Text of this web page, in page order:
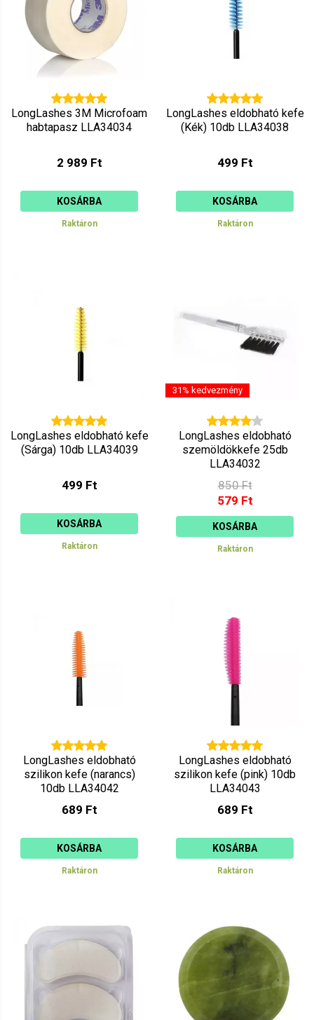
LongLashes 3M Microfoam
habtapasz LLA34034
2 989 Ft
KOSÁRBA
Raktáron
LongLashes eldobható kefe
(Kék) 10db LLA34038
499 Ft
KOSÁRBA
Raktáron
LongLashes eldobható kefe
(Sárga) 10db LLA34039
499 Ft
KOSÁRBA
Raktáron
31% kedvezmény
LongLashes eldobható
szemöldökkefe 25db
LLA34032
850 Ft
579 Ft
KOSÁRBA
Raktáron
LongLashes eldobható
szilikon kefe (narancs)
10db LLA34042
689 Ft
KOSÁRBA
Raktáron
LongLashes eldobható
szilikon kefe (pink) 10db
LLA34043
689 Ft
KOSÁRBA
Raktáron